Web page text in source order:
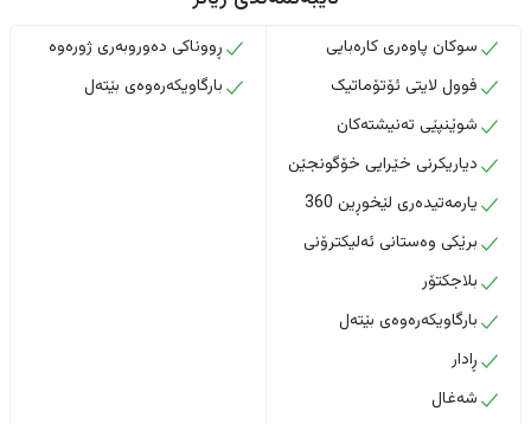
سوکان پاوەری کارەبایی
فوول لایتی ئۆتۆماتیک
شوێنپێی تەنیشتەکان
دیاریکرنی خێرایی خۆگونجێن
یارمەتیدەری لێخوڕین 360
برێکی وەستانی ئەلیکترۆنی
بلاجکتۆر
بارگاویکەرەوەی بێتەل
ڕادار
شەغال
ڕووناکی دەوروبەری ژورەوە
بارگاویکەرەوەی بێتەل